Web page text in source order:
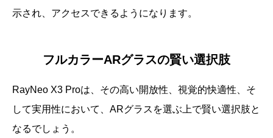
示され、アクセスできるようになります。
フルカラーARグラスの賢い選択肢
RayNeo X3 Proは、その高い開放性、視覚的快適性、そ
して実用性において、ARグラスを選ぶ上で賢い選択肢と
なるでしょう。